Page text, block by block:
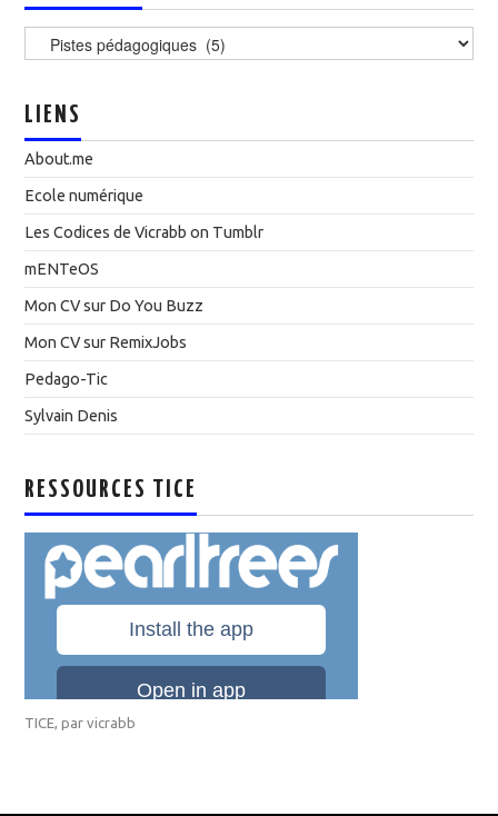
LIENS
About.me
Ecole numérique
Les Codices de Vicrabb on Tumblr
mENTeOS
Mon CV sur Do You Buzz
Mon CV sur RemixJobs
Pedago-Tic
Sylvain Denis
RESSOURCES TICE
TICE, parvicrabb